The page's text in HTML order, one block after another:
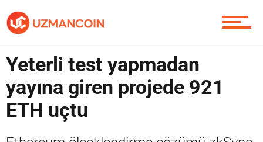
Soru Sor
Yeterli test yapmadan
yayına giren projede 921
ETH uçtu